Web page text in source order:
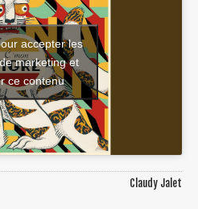
accepter les
marketing et
ce contenu
Claudy Jalet